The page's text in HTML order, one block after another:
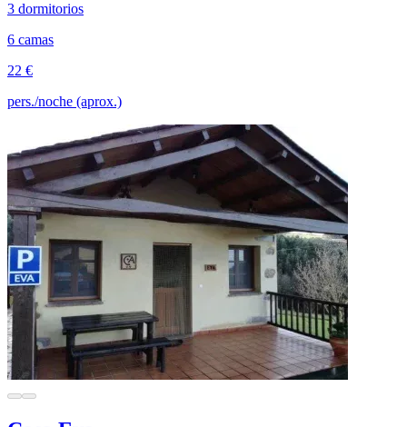
3 dormitorios
6 camas
22 €
pers./noche (aprox.)